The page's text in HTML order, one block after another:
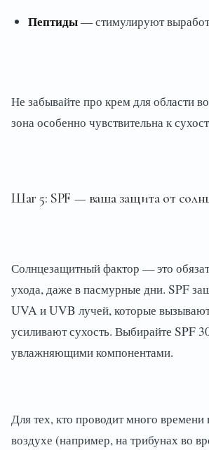
Пептиды— стимулируют
Не забывайте про крем для области
зона особенно чувствительна к
Шаг 5: SPF — ваша защита от
Солнцезащитный фактор — это
ухода, даже в пасмурные дни. SPF
UVA и UVB лучей, которые
усиливают сухость. Выбирайте SPF
увлажняющими компонентами.
Для тех, кто проводит много
воздухе (например, на трибунах во